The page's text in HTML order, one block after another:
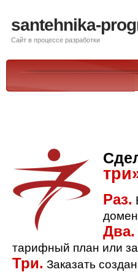
santehnika-
Сайт в процессе разработки
Раз.
Два.
тарифный план или
Три. Заказать